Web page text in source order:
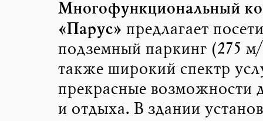
Многофункциональный
«Парус» предлагает
подземный паркинг (275
также широкий спектр
прекрасные возможности
и отдыха. В здании